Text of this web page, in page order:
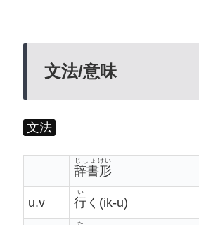
文法/意味
文法
辞書形
じしょけい
u.v 行
い
く(ik-u)